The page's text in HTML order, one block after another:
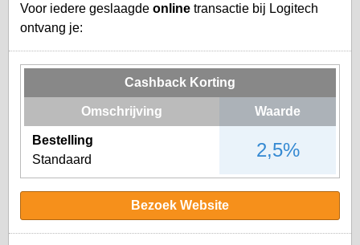
Voor iedere geslaagde online transactie bij Logitech
ontvang je:
Cashback Korting
Omschrijving Waarde
Bestelling
Standaard
2,5%
Bezoek Website